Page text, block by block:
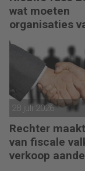
wat moeten
organisaties
augustus 2026
regelen?
28 juli 2026
Rechter
van fiscale
verkoop